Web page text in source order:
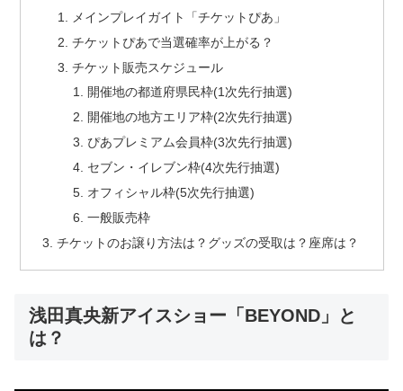
メインプレイガイト「チケットぴあ」
チケットぴあで当選確率が上がる？
チケット販売スケジュール
開催地の都道府県民枠(1次先行抽選)
開催地の地方エリア枠(2次先行抽選)
ぴあプレミアム会員枠(3次先行抽選)
セブン・イレブン枠(4次先行抽選)
オフィシャル枠(5次先行抽選)
一般販売枠
チケットのお譲り方法は？グッズの受取は？座席は？
浅田真央新アイスショー「BEYOND」と
は？